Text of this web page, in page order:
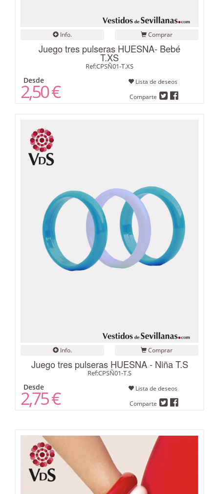
Info. Comprar
Juego tres pulseras HUESNA- Bebé
T.XS
Ref:CPSÑ01-T.XS
Desde Lista de deseos
2,50 € Comparte
Info. Comprar
Juego tres pulseras HUESNA - Niña T.S
Ref:CPSÑ01-T.S
Desde Lista de deseos
2,75 € Comparte